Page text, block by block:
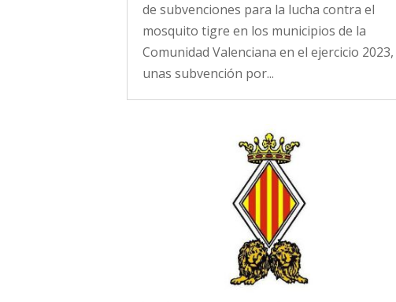
de subvenciones para la lucha contra el
mosquito tigre en los municipios de la
Comunidad Valenciana en el ejercicio 2023,
unas subvención por...